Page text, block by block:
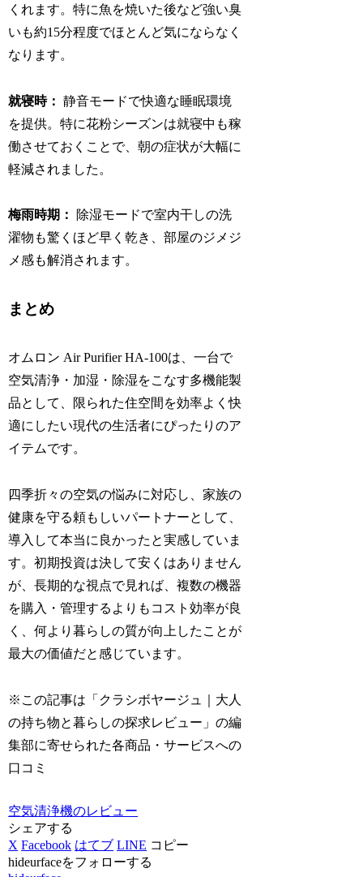
くれます。特に魚を焼いた後など強い臭
いも約15分程度でほとんど気にならなく
なります。
就寝時： 静音モードで快適な睡眠環境
を提供。特に花粉シーズンは就寝中も稼
働させておくことで、朝の症状が大幅に
軽減されました。
梅雨時期：
除湿モードで室内干しの洗
濯物も驚くほど早く乾き、部屋のジメジ
メ感も解消されます。
まとめ
オムロン Air Purifier HA-100は、一台で
空気清浄・加湿・除湿をこなす多機能製
品として、限られた住空間を効率よく快
適にしたい現代の生活者にぴったりのア
イテムです。
四季折々の空気の悩みに対応し、家族の
健康を守る頼もしいパートナーとして、
導入して本当に良かったと実感していま
す。初期投資は決して安くはありません
が、長期的な視点で見れば、複数の機器
を購入・管理するよりもコスト効率が良
く、何より暮らしの質が向上したことが
最大の価値だと感じています。
※この記事は「クラシボヤージュ｜大人
の持ち物と暮らしの探求レビュー」の編
集部に寄せられた各商品・サービスへの
口コミ
空気清浄機のレビュー
シェアする
X Facebook はてブ LINE コピー
hideurfaceをフォローする